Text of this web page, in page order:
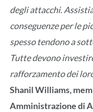
degli attacchi.
conseguenze per le
spesso tendono a
Tutte devono
rafforzamento dei
Shanil Williams,
Amministrazione di